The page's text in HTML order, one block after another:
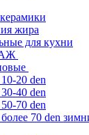
жира
для кухни
20 den
40 den
70 den
70 den